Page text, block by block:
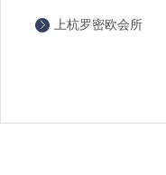
上杭罗密欧会所